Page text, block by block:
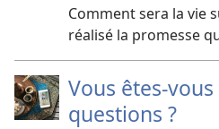
Comment sera la vie
réalisé la promesse
Vous êtes-​
questions ?